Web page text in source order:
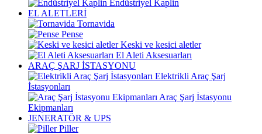
Endüstriyel Kaplin
EL ALETLERİ
Tornavida
Pense
Keski ve kesici aletler
El Aleti Aksesuarları
ARAÇ ŞARJ İSTASYONU
Elektrikli Araç Şarj
İstasyonları
Araç Şarj İstasyonu
Ekipmanları
JENERATÖR & UPS
Piller